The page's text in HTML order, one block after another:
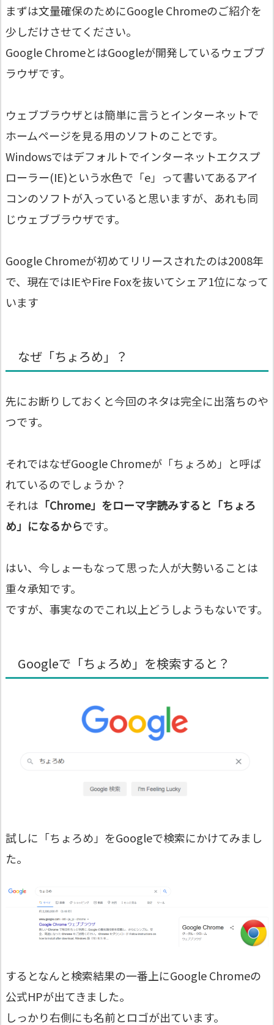
まずは文量確保のためにGoogle Chromeのご紹介を
少しだけさせてください。
Google ChromeとはGoogleが開発しているウェブブ
ラウザです。
ウェブブラウザとは簡単に言うとインターネットで
ホームページを見る用のソフトのことです。
Windowsではデフォルトでインターネットエクスプ
ローラー(IE)という水色で「e」って書いてあるアイ
コンのソフトが入っていると思いますが、あれも同
じウェブブラウザです。
Google Chromeが初めてリリースされたのは2008年
で、現在ではIEやFire Foxを抜いてシェア1位になって
います
なぜ「ちょろめ」？
先にお断りしておくと今回のネタは完全に出落ちのや
つです。
それではなぜGoogle Chromeが「ちょろめ」と呼ば
れているのでしょうか？
それは 「Chrome」をローマ字読みすると「ちょろ
め」になるからです。
はい、今しょーもなって思った人が大勢いることは
重々承知です。
ですが、事実なのでこれ以上どうしようもないです。
Googleで「ちょろめ」を検索すると？
試しに「ちょろめ」をGoogleで検索にかけてみまし
た。
するとなんと検索結果の一番上にGoogle Chromeの
公式HPが出てきました。
しっかり右側にも名前とロゴが出ています。